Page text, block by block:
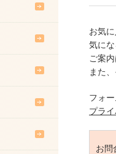
お気
気に
ご案
また
フォ
プラ
お問